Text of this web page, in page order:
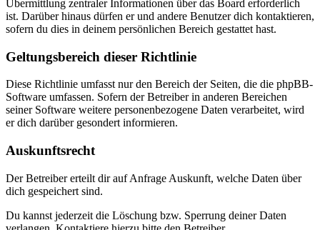
Übermittlung zentraler Informationen über das Board erforderlich
ist. Darüber hinaus dürfen er und andere Benutzer dich kontaktieren,
sofern du dies in deinem persönlichen Bereich gestattet hast.
Geltungsbereich dieser Richtlinie
Diese Richtlinie umfasst nur den Bereich der Seiten, die die phpBB-
Software umfassen. Sofern der Betreiber in anderen Bereichen
seiner Software weitere personenbezogene Daten verarbeitet, wird
er dich darüber gesondert informieren.
Auskunftsrecht
Der Betreiber erteilt dir auf Anfrage Auskunft, welche Daten über
dich gespeichert sind.
Du kannst jederzeit die Löschung bzw. Sperrung deiner Daten